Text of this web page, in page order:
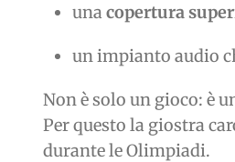
unacopertura
un impianto audio
Non è solo un gioco: è
Per questo la giostra
durante le Olimpiadi.